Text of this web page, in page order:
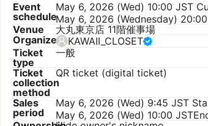
Event
schedule
May 6, 2026 (Wed) 10:00 JST
May 6, 2026 (Wednesday)
Venue
大丸東京店 11階催事場
Organizer KAWAII_CLOSET
Ticket
type
一般
Ticket
collection
method
QR ticket (digital ticket)
Sales
period
May 6, 2026 (Wed) 9:45 JST
May 6, 2026 (Wed) 10:00 JST